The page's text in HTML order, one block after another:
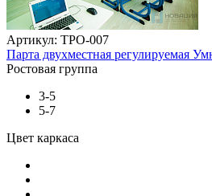
Артикул: ТРО-007
Парта двухместная регулируемая
Ростовая группа
3-5
5-7
Цвет каркаса